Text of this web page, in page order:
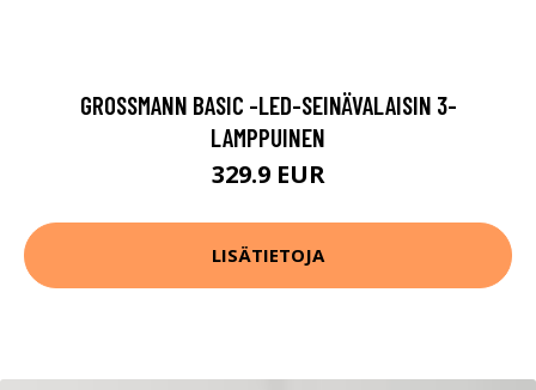
GROSSMANN BASIC -LED-SEINÄVALAISIN 3-
LAMPPUINEN
329.9 EUR
LISÄTIETOJA